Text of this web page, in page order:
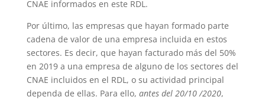
CNAE informados en este RDL.
Por último, las empresas que hayan formado parte
cadena de valor de una empresa incluida en estos
sectores. Es decir, que hayan facturado más del 50%
en 2019 a una empresa de alguno de los sectores del
CNAE incluidos en el RDL, o su actividad principal
dependa de ellas. Para ello, antes del 20/10 /2020,